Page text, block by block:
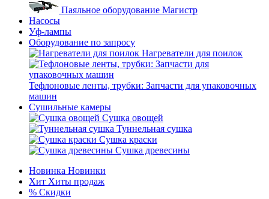
Паяльное оборудование Магистр
Насосы
Уф-лампы
Оборудование по запросу
Нагреватели для поилок
Тефлоновые ленты, трубки: Запчасти для упаковочных
машин
Сушильные камеры
Сушка овощей
Туннельная сушка
Сушка краски
Сушка древесины
Новинка Новинки
Хит Хиты продаж
% Скидки